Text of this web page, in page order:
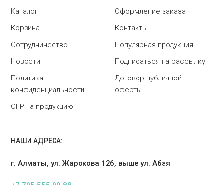
Каталог
Оформление заказа
Корзина
Контакты
Сотрудничество
Популярная продукция
Новости
Подписаться на рассылку
Политика
конфиденциальности
Договор публичной
оферты
СГР на продукцию
НАШИ АДРЕСА:
г. Алматы, ул. Жарокова 126, выше ул. Абая